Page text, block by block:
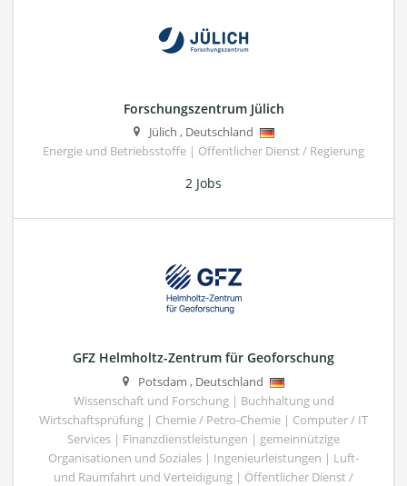
Forschungszentrum Jülich
Jülich , Deutschland
Energie und Betriebsstoffe | Öffentlicher Dienst / Regierung
2 Jobs
GFZ Helmholtz-Zentrum für Geoforschung
Potsdam , Deutschland
Wissenschaft und Forschung | Buchhaltung und
Wirtschaftsprüfung | Chemie / Petro-Chemie | Computer / IT
Services | Finanzdienstleistungen | gemeinnützige
Organisationen und Soziales | Ingenieurleistungen | Luft-
und Raumfahrt und Verteidigung | Öffentlicher Dienst /